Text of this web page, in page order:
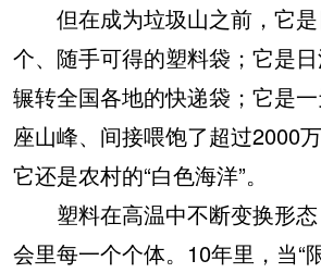
但在成为垃圾山之前，它是
个、随手可得的塑料袋；它是日
辗转全国各地的快递袋；它是
座山峰、间接喂饱了超过2000
它还是农村的“白色海洋”。
塑料在高温中不断变换形态
会里每一个个体。10年里，当“